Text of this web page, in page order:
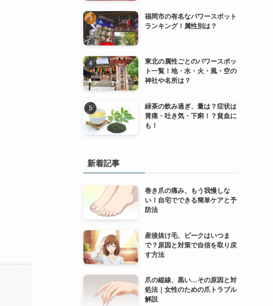
福岡市の有名なパワースポット
ランキング！属性別は？
東北の属性ごとのパワースポッ
ト一覧！地・水・火・風・空の
神社や名所は？
緑茶の飲み過ぎ、量は？症状は
胃痛・吐き気・下痢！？貧血に
も！
新着記事
巻き爪の痛み、もう我慢しな
い！自宅でできる簡単ケアと予
防法
産後抜け毛、ピークはいつま
で？原因と対策で自信を取り戻
す方法
爪の縦線、黒い…その原因と対
処法｜女性のための爪トラブル
解説